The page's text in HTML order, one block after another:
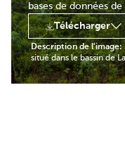
bases de données
Télécharger
Description de l'image:
situé dans le bassin de